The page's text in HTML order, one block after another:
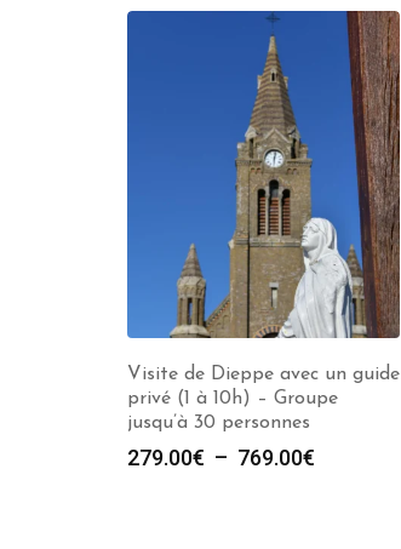
Visite de Dieppe avec un guide
privé (1 à 10h) – Groupe
jusqu’à 30 personnes
279.00€ – 769.00€Plage